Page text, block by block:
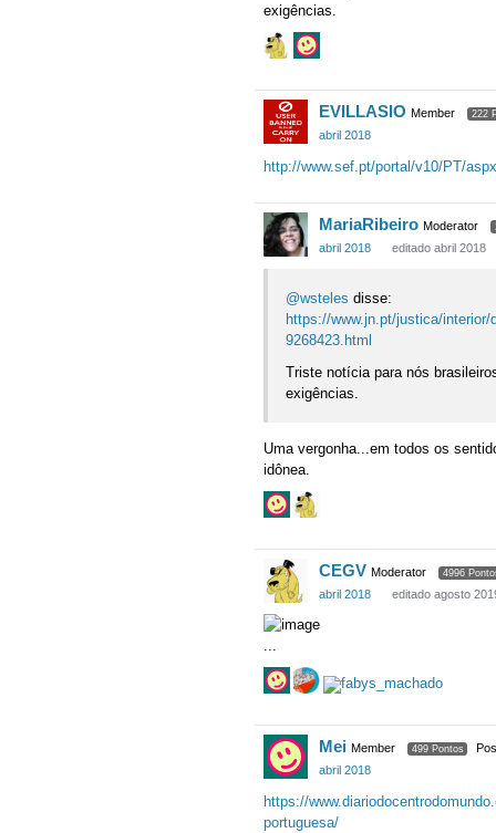
exigências.
EVILLASIO Member 222
abril 2018
http://www.sef.pt/portal/v10/PT/
MariaRibeiro Moderator
abril 2018 editado abril 2018
@wsteles disse:
https://www.jn.pt/justica/interior/
9268423.html
Triste notícia para nós
exigências.
Uma vergonha...em todos os
idônea.
CEGV Moderator 4996
abril 2018 editado agosto
...
Mei Member 499 Pontos
abril 2018
https://
portuguesa/